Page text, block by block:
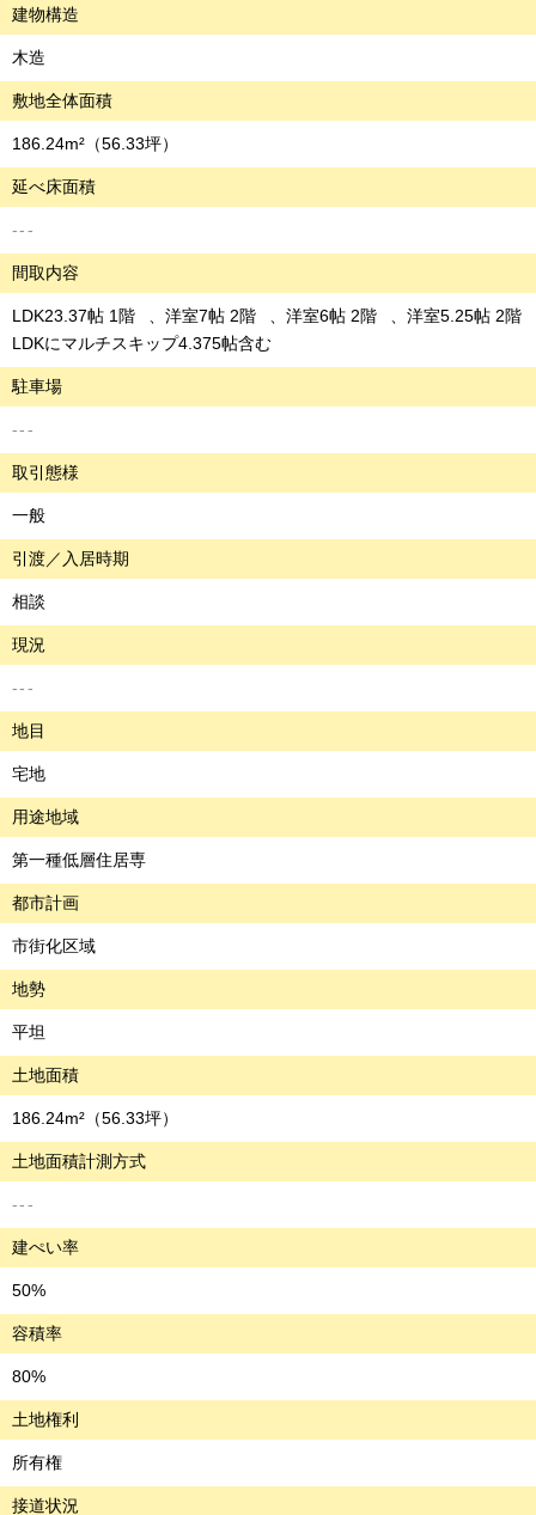
建物構造
木造
敷地全体面積
186.24m² （56.33坪）
延べ床面積
---
間取内容
LDK23.37帖 1階 洋室7帖 2階 洋室6帖 2階
洋室5.25帖 2階
LDKにマルチスキップ4.375帖含む
駐車場
---
取引態様
一般
引渡／入居時期
相談
現況
---
地目
宅地
用途地域
第一種低層住居専
都市計画
市街化区域
地勢
平坦
土地面積
186.24m² （56.33坪）
土地面積計測方式
---
建ぺい率
50%
容積率
80%
土地権利
所有権
接道状況